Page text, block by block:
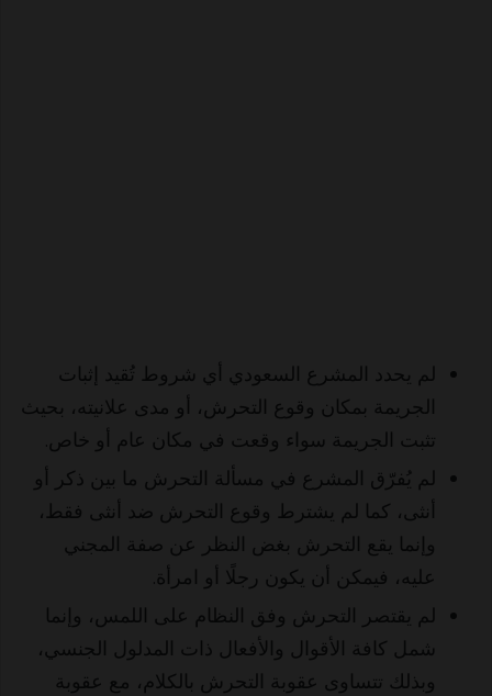
لم يحدد المشرع السعودي أي شروط تُقيد إثبات
الجريمة بمكان وقوع التحرش، أو مدى علانيته، بحيث
تثبت الجريمة سواء وقعت في مكان عام أو خاص.
لم يُفرّق المشرع في مسألة التحرش ما بين ذكر أو
أنثى، كما لم يشترط وقوع التحرش ضد أنثى فقط،
وإنما يقع التحرش بغض النظر عن صفة المجني
عليه، فيمكن أن يكون رجلًا أو امرأة.
لم يقتصر التحرش وفق النظام على اللمس، وإنما
شمل كافة الأقوال والأفعال ذات المدلول الجنسي،
وبذلك تتساوى عقوبة التحرش بالكلام، مع عقوبة